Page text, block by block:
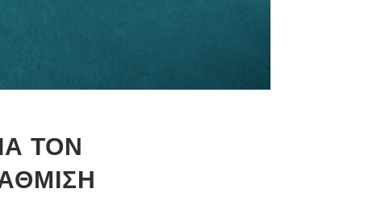
ΤΟΝ